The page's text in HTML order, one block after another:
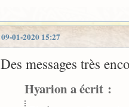
09-01-2020 15:27
Des messages très
Hyarion a écrit :